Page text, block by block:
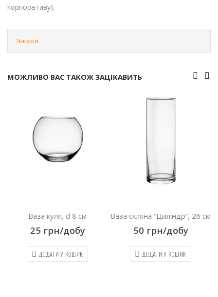
корпоративу).
Знижки
МОЖЛИВО ВАС ТАКОЖ ЗАЦІКАВИТЬ
Ваза куля, d 8 см
25 грн/добу
ДОДАТИ У КОШИК
Ваза скляна “Циліндр”, 26 см
50 грн/добу
ДОДАТИ У КОШИК